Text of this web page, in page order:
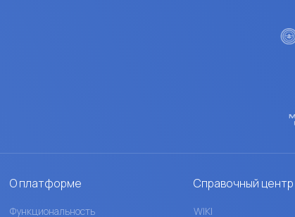
О платформе
Функциональность
Справочный центр
WIKI